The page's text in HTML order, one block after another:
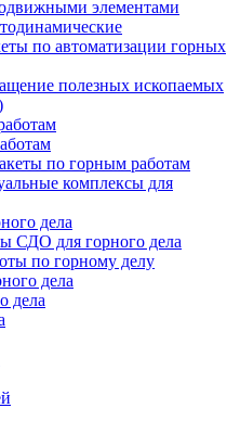
элементами
по автоматизации горных
полезных ископаемых
по горным работам
комплексы для
дела
СДО для горного дела
по горному делу
дела
дела